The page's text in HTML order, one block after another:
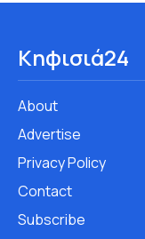
Κηφισιά24
About
Advertise
Privacy Policy
Contact
Subscribe